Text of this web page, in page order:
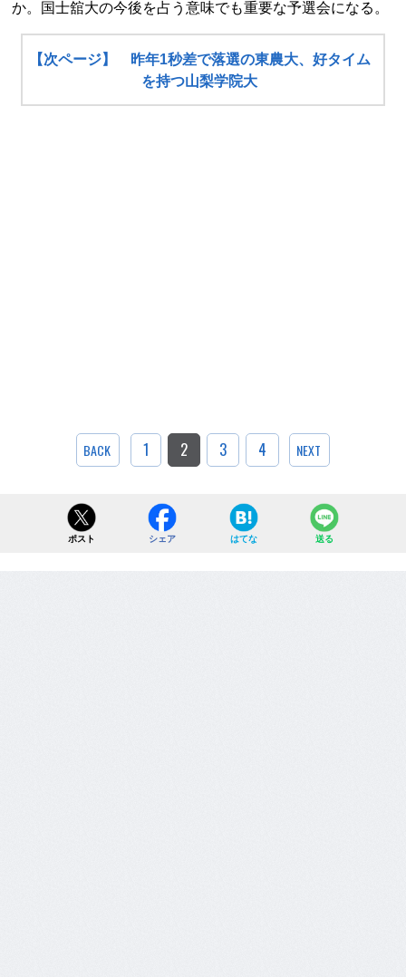
か。国士舘大の今後を占う意味でも重要な予選会になる。
【次ページ】 昨年1秒差で落選の東農大、好タイム
を持つ山梨学院大
BACK 1 2 3 4 NEXT
ポスト シェア はてな 送る